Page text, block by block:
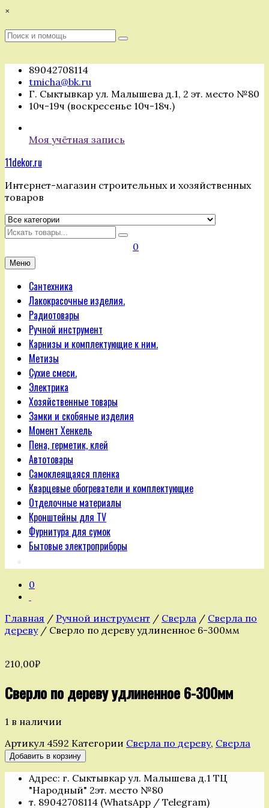
Перейти
содержимому
×
Поиск
Поиск
89042708114
tmicha@bk.ru
Г. Сыктывкар ул. Малышева д.1, 2 эт. место №80
10ч-19ч (воскресенье 10ч-18ч.)
Моя учётная запись
11dekor.ru
Интернет-магазин строительных и хозяйственных
товаров
Искать
0
Меню
Сантехника
Лакокрасочные изделия.
Радиотовары
Ручной инструмент
Карнизы и комплектующие к ним.
Метизы
Сухие смеси.
Электрика
Хозяйственные товары
Замки и скобяные изделия
Момент Хенкель
Пена, герметик, клей
Автотовары
Самоклеящаяся пленка
Кварцевые обогреватели и комплектующие
Отделочные материалы
Кронштейны для TV
Фурнитура для сумок
Бытовые электроприборы
0
Главная / Ручной инструмент / Сверла / Сверла по
дереву/ Сверло по дереву удлиненное 6-300мм
210,00₽
Сверло по дереву удлиненное 6-300мм
1 в наличии
Артикул 4592 Категории Сверла по дереву, Сверла
Количество
товара
Сверло
дереву
Добавить в корзину
Адрес: г. Сыктывкар ул. Малышева д.1 ТЦ
"Народный" 2эт. место №80
т. 89042708114 (WhatsApp / Telegram)